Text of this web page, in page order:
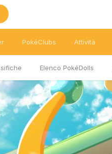
Elenco PokéDolls
PokéClubs Attività